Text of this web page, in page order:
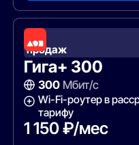
Хит
продаж
Гига+ 300
300Мбит/с
Wi-Fi-роутер в
тарифу
1 150 ₽/мес